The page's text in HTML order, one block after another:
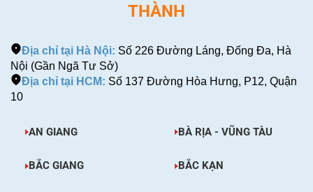
THÀNH
Địa chỉ tại Hà Nội: Số 226 Đường Láng, Đống Đa, Hà
Nội (Gần Ngã Tư Sở)
Địa chỉ tại HCM: Số 137 Đường Hòa Hưng, P12, Quận
10
AN GIANG BÀ RỊA - VŨNG TÀU
BẮC GIANG BẮC KẠN